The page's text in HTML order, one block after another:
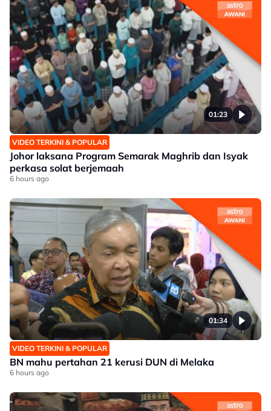
01:23
VIDEO TERKINI & POPULAR
Johor laksana Program Semarak Maghrib dan Isyak
perkasa solat berjemaah
6 hours ago
01:34
VIDEO TERKINI & POPULAR
BN mahu pertahan 21 kerusi DUN di Melaka
6 hours ago